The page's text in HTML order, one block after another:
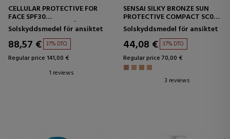
CELLULAR PROTECTIVE FOR
FACE SPF30
SOLSKYDDSMEDEL FÖR
ANSIKTET
Solskyddsmedel för ansiktet
88,57 € 37% DTO.
Regular price 141,00 €
1 reviews
SENSAI SILKY BRONZE SUN
PROTECTIVE COMPACT SC02
KOMPAKT SMINKBAS
Solskyddsmedel för ansiktet
44,08 € 37% DTO.
Regular price 70,00 €
3 reviews